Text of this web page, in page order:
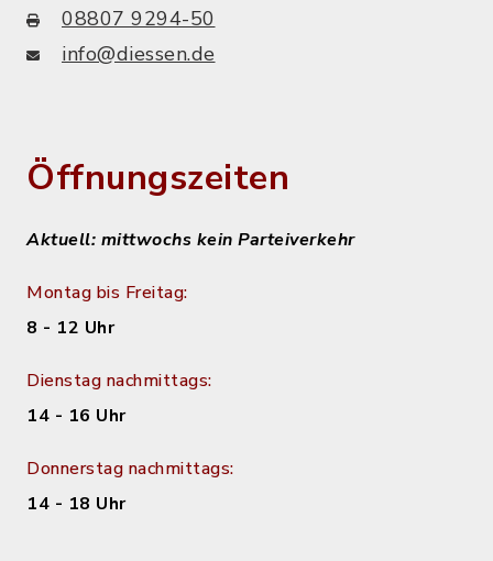
08807 9294-50
info@diessen.de
Öffnungszeiten
Aktuell: mittwochs kein Parteiverkehr
Montag bis Freitag:
8 - 12 Uhr
Dienstag nachmittags:
14 - 16 Uhr
Donnerstag nachmittags:
14 - 18 Uhr